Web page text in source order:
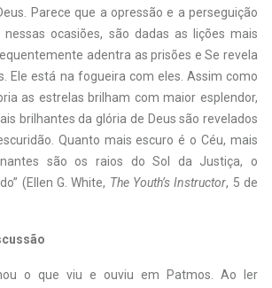
Parece que a opressão e a perseguição
nessas ocasiões, são dadas as lições mais
adentra as prisões e Se revela
Ele está na fogueira com eles. Assim como
as estrelas brilham com maior esplendor,
brilhantes da glória de Deus são revelados
Quanto mais escuro é o Céu, mais
são os raios do Sol da Justiça, o
(Ellen G. White, The Youth’s Instructor, 5 de
o que viu e ouviu em Patmos. Ao ler